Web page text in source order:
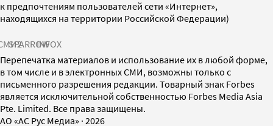
к предпочтениям пользователей сети «Интернет»,
находящихся на территории Российской Федерации)
SPARROWINFOX
Перепечатка материалов и использование их в любой форме,
в том числе и в электронных СМИ, возможны только с
письменного разрешения редакции. Товарный знак Forbes
является исключительной собственностью Forbes Media Asia
Pte. Limited. Все права защищены.
AO «АС Рус Медиа» · 2026